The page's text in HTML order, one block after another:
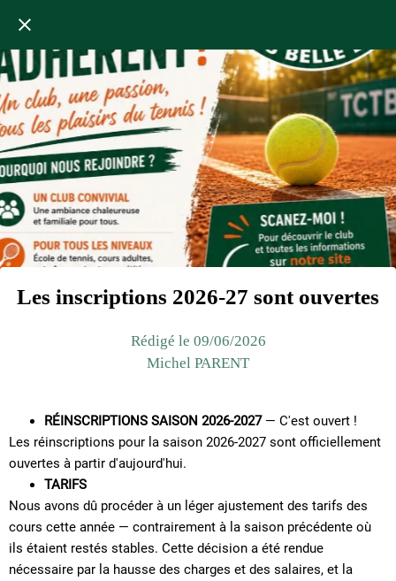
Les inscriptions 2026-27 sont ouvertes
Rédigé le 09/06/2026
Michel PARENT
RÉINSCRIPTIONS SAISON 2026-2027— C'est ouvert !
Les réinscriptions pour la saison 2026-2027 sont officiellement
ouvertes à partir d'aujourd'hui.
TARIFS
Nous avons dû procéder à un léger ajustement des tarifs des
cours cette année — contrairement à la saison précédente où
ils étaient restés stables. Cette décision a été rendue
nécessaire par la hausse des charges et des salaires, et la